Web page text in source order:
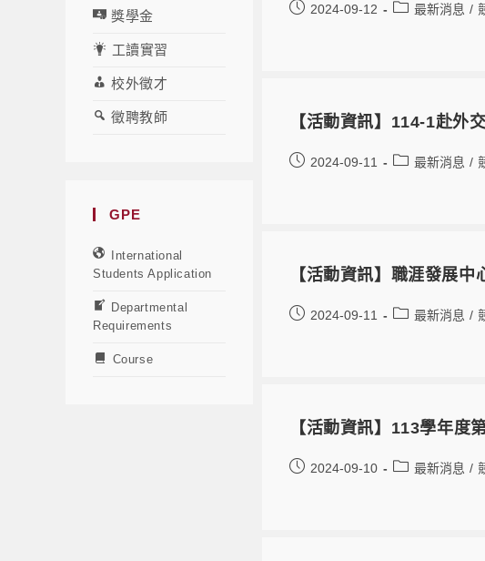
獎學金
工讀實習
校外徵才
徵聘教師
GPE
International
Students Application
Departmental
Requirements
Course
2024-09-12 最新消息 /
【活動資訊】114-1赴外
2024-09-11 最新消息 /
【活動資訊】職涯發展
2024-09-11 最新消息 /
【活動資訊】113學年度
2024-09-10 最新消息 /